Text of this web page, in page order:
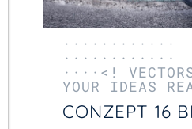
············
············
····<!
YOUR IDEAS
CONZEPT 16